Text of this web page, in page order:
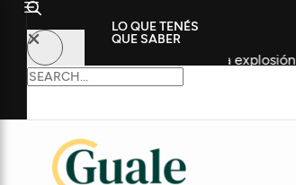
LO QUE TENÉS
QUE SABER
tras la explosión de su embarcación